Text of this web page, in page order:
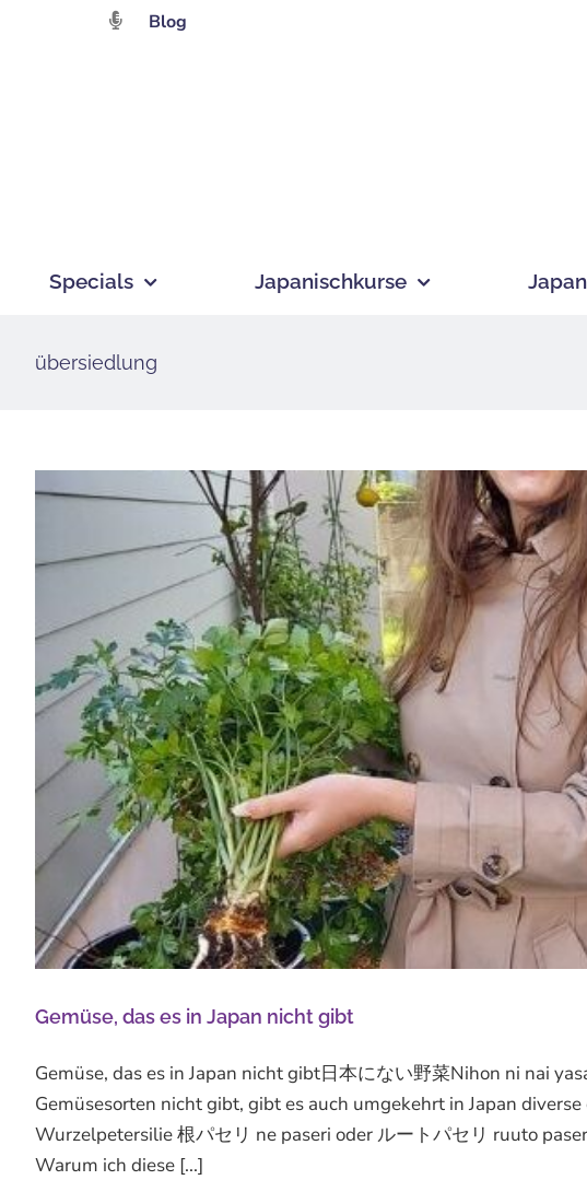
Blog
Specials Japanischkurse
übersiedlung
Gemüse, das es in Japan nicht gibt
Gemüse, das es in Japan nicht gibt日本にない野菜Nihon ni nai
Gemüsesorten nicht gibt, gibt es auch umgekehrt in Japan
Wurzelpetersilie 根パセリ ne paseri oder ルートパセリ ruuto
Warum ich diese [...]